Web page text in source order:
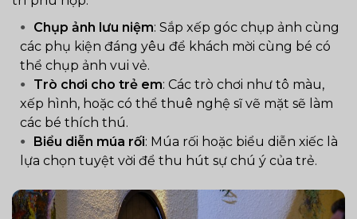
Chụp ảnh lưu niệm: Sắp xếp góc chụp ảnh cùng
các phụ kiện đáng yêu để khách mời cùng bé có
thể chụp ảnh vui vẻ.
Trò chơi cho trẻ em: Các trò chơi như tô màu,
xếp hình, hoặc có thể thuê nghệ sĩ vẽ mặt sẽ làm
các bé thích thú.
Biểu diễn múa rối: Múa rối hoặc biểu diễn xiếc là
lựa chọn tuyệt vời để thu hút sự chú ý của trẻ.